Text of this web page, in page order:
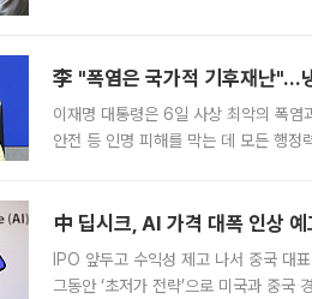
李 "폭염은 국가적 기후재난"…
이재명 대통령은 6일 사상 최악의 폭염
안전 등 인명 피해를 막는 데 모든 행정
中 딥시크, AI 가격 대폭 인상
IPO 앞두고 수익성 제고 나서 중국 대
그동안 ‘초저가 전략’으로 미국과 중국